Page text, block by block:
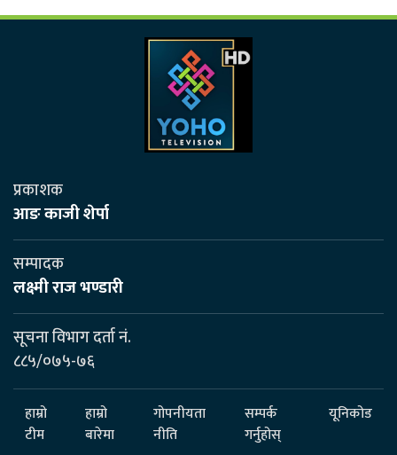
प्रकाशक
आङ काजी शेर्पा
सम्पादक
लक्ष्मी राज भण्डारी
सूचना विभाग दर्ता नं.
८८५/०७५-७६
हाम्रो
टीम
हाम्रो
बारेमा
गोपनीयता
नीति
सम्पर्क
गर्नुहोस्
यूनिकोड